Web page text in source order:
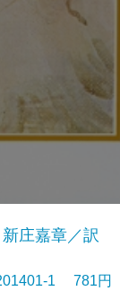
庄嘉章／訳
1 781円